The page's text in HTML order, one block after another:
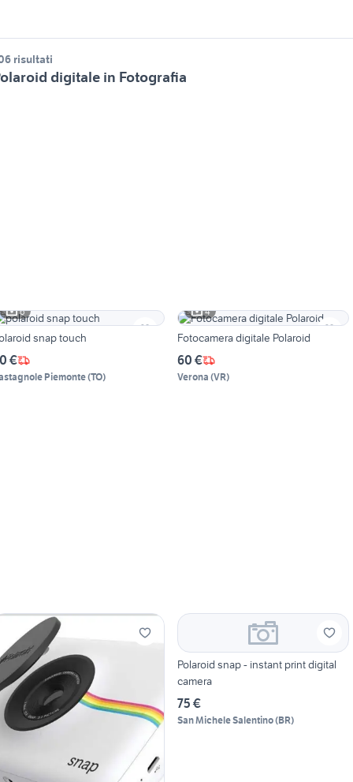
risultati
digitale in Fotografia
6
snap touch
€
Piemonte(TO)
4
Fotocamera digitale Polaroid
60 €
Verona (VR)
Polaroid snap - instant print digital
camera
75 €
San Michele Salentino(BR)